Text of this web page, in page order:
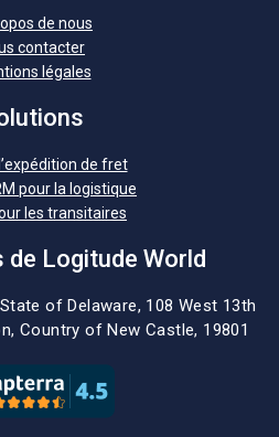
de nous
contacter
légales
de fret
pour la logistique
les transitaires
de Logitude World
State of Delaware, 108 West 13th
Country of New Castle, 19801